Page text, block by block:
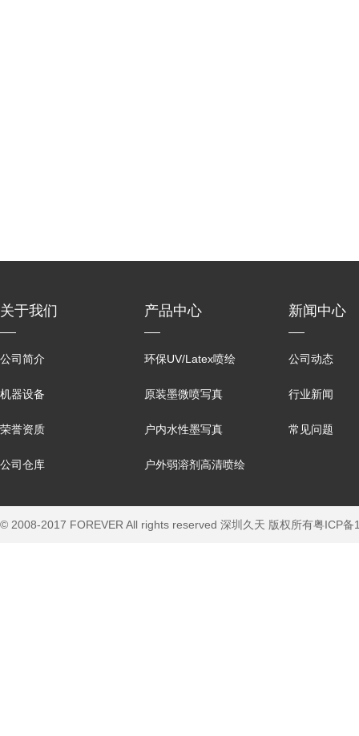
关于我们
公司简介
机器设备
荣誉资质
公司仓库
产品中心
环保UV/Latex喷绘
原装墨微喷写真
户内水性墨写真
户外弱溶剂高清喷绘
新闻中心
公司动态
行业新闻
常见问题
© 2008-2017 FOREVER All rights reserved 深圳久天 版权所有粤ICP备